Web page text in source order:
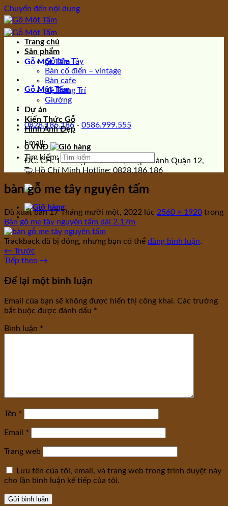
Chuyển đến nội dung
Gỗ Một Tấm
Gỗ Một Tấm
0828.186.186- 0586.999.555
Email:
ĐC: CH: 19a Hiệp Thành 43, Hiệp Thành Quận 12,
Tp.Hồ Chí Minh Hotline: 0828.186.186
Trang chủ
Sản phẩm
Gỗ Me Tây
Bàn cổ điển – vintage
Bàn cafe
Kệ Trang Trí
Giường
Dự án
Kiến Thức Gỗ
Hình Ảnh Đẹp
0VNĐ
Tìm kiếm:
bàn gỗ me tây nguyên tấm
Đã xuất bản17 Tháng mười một, 2022 lúc 2560 × 1920 trong
Bàn gỗ me tây nguyên tấm dài 2.17m
Trackback đã bị đóng, nhưng bạn có thể đăng bình luận.
← Trước
Tiếp theo →
Để lại một bình luận
Email của bạn sẽ không được hiển thị công khai. Các trường
bắt buộc được đánh dấu *
Bình luận *
Tên *
Email *
Trang web
Lưu tên của tôi, email, và trang web trong trình duyệt này
cho lần bình luận kế tiếp của tôi.